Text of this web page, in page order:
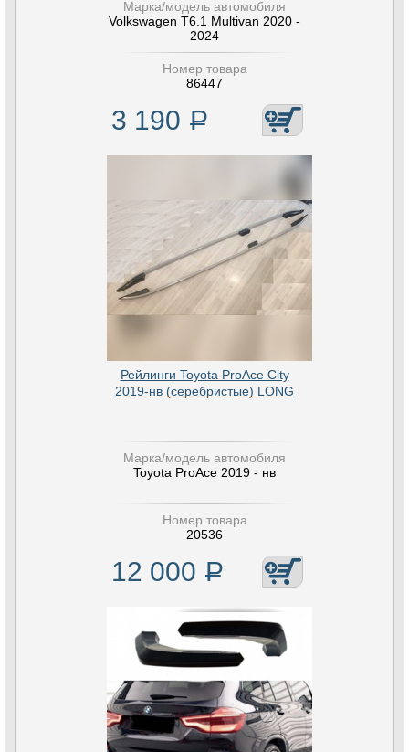
Марка/модель автомобиля
Volkswagen T6.1 Multivan 2020 -
2024
Номер товара
86447
3 190 Р
Рейлинги Toyota ProAce City
2019-нв (серебристые) LONG
Марка/модель автомобиля
Toyota ProAce 2019 - нв
Номер товара
20536
12 000 Р